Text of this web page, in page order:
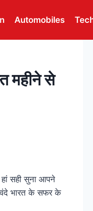
Automobiles
महीने से
सही सुना आपने
भारत के सफर के